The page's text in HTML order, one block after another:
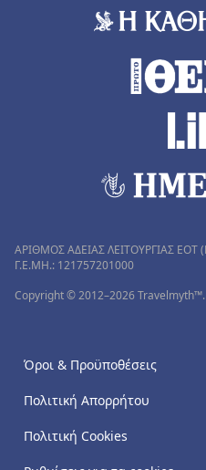
ΑΡΙΘΜΟΣ ΑΔΕΙΑΣ ΛΕΙΤΟΥΡΓΙΑΣ ΕΟΤ
Γ.Ε.ΜΗ.: 121757201000
Copyright © 2012–2026
Όροι & Προϋποθέσεις
Πολιτική Απορρήτου
Πολιτική Cookies